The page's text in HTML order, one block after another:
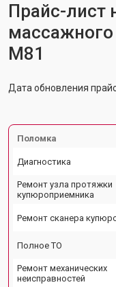
Прайс-лист
M81
Дата обновления
Поломка
Диагностика
Ремонт узла протяжки
купюроприемника
Ремонт сканера
Полное ТО
Ремонт механических
неисправностей